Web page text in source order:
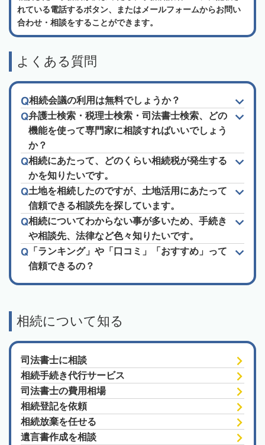
れている電話するボタン、またはメールフォームからお問い
合わせ・相談をすることができます。
よくある質問
相続会議の利用は無料でしょうか？
弁護士検索・税理士検索・司法書士検索、どの
機能を使って専門家に相談すればいいでしょう
か？
相続にあたって、どのくらい相続税が発生する
かを知りたいです。
土地を相続したのですが、土地活用にあたって
信頼できる相談先を探しています。
相続についてわからない事が多いため、手続き
や相談先、法律など色々知りたいです。
「ランキング」や「口コミ」「おすすめ」って
信頼できるの？
相続について知る
司法書士に相談
相続手続き代行サービス
司法書士の費用相場
相続登記を依頼
相続放棄を任せる
遺言書作成を相談